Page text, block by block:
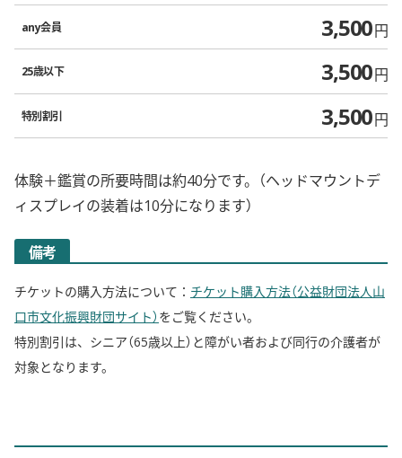
any会員 3,500円
25歳以下 3,500円
特別割引 3,500円
体験＋鑑賞の所要時間は約40分です。（ヘッドマウントデ
ィスプレイの装着は10分になります）
備考
チケットの購入方法について： チケット購入方法（公益財団法人山
口市文化振興財団サイト） をご覧ください。
特別割引は、シニア（65歳以上）と障がい者および同行の介護者が
対象となります。